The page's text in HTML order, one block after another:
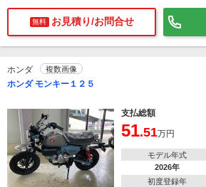
無料 お見積り/お問合せ
ホンダ 複数画像
ホンダ モンキー１２５
支払総額
51.51万円
モデル年式
2026年
初度登録年